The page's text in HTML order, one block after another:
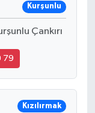
Kurşunlu
Çankırı
79
Kızılırmak